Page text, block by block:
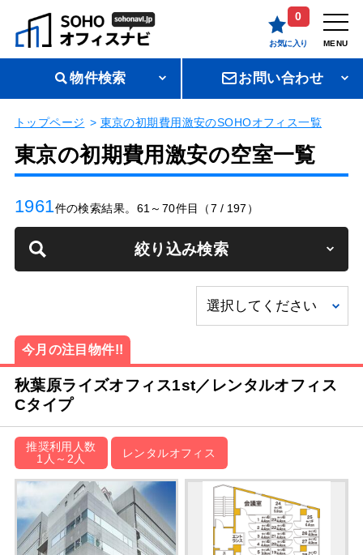
0
お気に入り MENU
物件検索 お問い合わせ
トップページ 東京の初期費用激安のSOHOオフィス一覧
東京の初期費用激安の空室一覧
1961件の検索結果。61～70件目（7 / 197）
絞り込み検索
今月の注目物件!!
秋葉原ライズオフィス1st／レンタルオフィス
Cタイプ
推奨利用人数
1人～2人
レンタルオフィス